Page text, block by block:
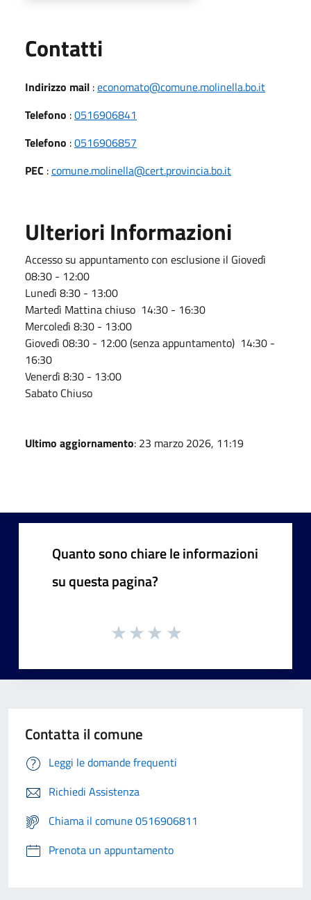
Contatti
Indirizzo mail :economato@comune.molinella.bo.it
Telefono :0516906841
Telefono :0516906857
PEC :comune.molinella@cert.provincia.bo.it
Ulteriori Informazioni
Accesso su appuntamento con esclusione il Giovedì
08:30 - 12:00
Lunedì 8:30 - 13:00
Martedì Mattina chiuso 14:30 - 16:30
Mercoledì 8:30 - 13:00
Giovedì 08:30 - 12:00 (senza appuntamento) 14:30 -
16:30
Venerdì 8:30 - 13:00
Sabato Chiuso
Ultimo aggiornamento: 23 marzo 2026, 11:19
Quanto sono chiare le informazioni
su questa pagina?
Contatta il comune
Leggi le domande frequenti
Richiedi Assistenza
Chiama il comune 0516906811
Prenota un appuntamento